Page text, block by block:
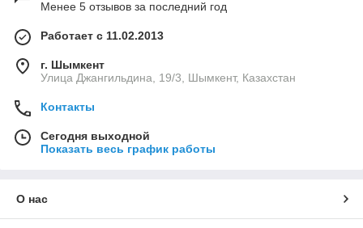
Менее 5 отзывов за последний год
Работает с 11.02.2013
г. Шымкент
Улица Джангильдина, 19/3, Шымкент, Казахстан
Контакты
Сегодня выходной
Показать весь график работы
О нас